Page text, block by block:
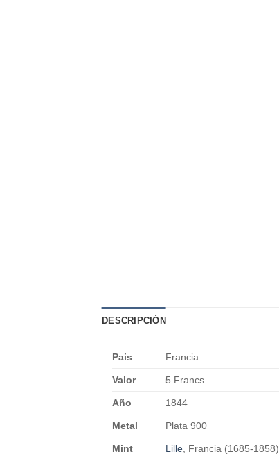
DESCRIPCIÓN
Pais Francia
Valor 5 Francs
Año 1844
Metal Plata 900
Mint Lille, Francia (1685-1858)